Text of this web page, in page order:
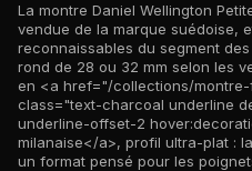
La montre Daniel Wellington
vendue de la marque suédoise,
reconnaissables du segment
rond de 28 ou 32 mm selon les
en <a href="/collections/
class="text-charcoal underline
underline-offset-2
milanaise</a>, profil ultra-plat :
un format pensé pour les